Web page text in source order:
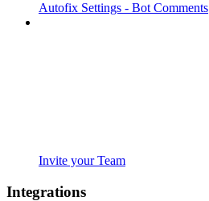
Autofix Settings - Bot Comments
Invite your Team
Integrations